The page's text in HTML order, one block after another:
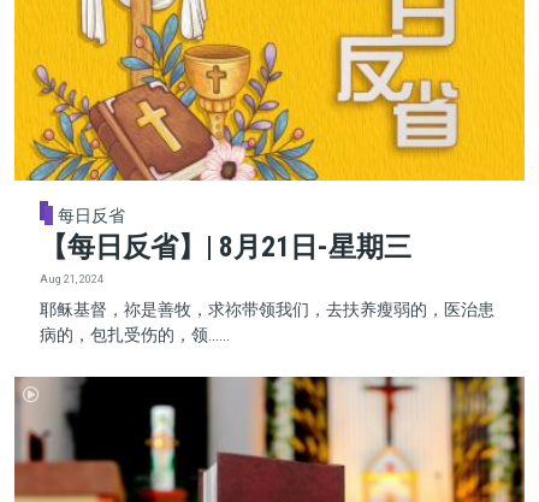
每日反省
【每日反省】| 8月21日-星期三
Aug 21, 2024
耶稣基督，祢是善牧，求祢带领我们，去扶养瘦弱的，医治患
病的，包扎受伤的，领......